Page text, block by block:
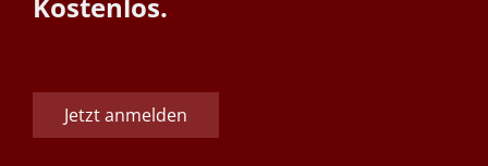
Kostenlos.
Jetzt anmelden